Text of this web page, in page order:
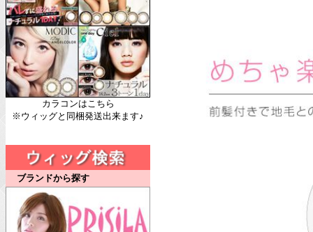
カラコンはこちら
※ウィッグと同梱発送出来ます♪
ブランドから探す